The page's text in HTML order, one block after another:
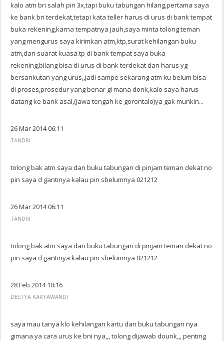
kalo atm bri salah pin 3x,tapi buku tabungan hilang,pertama saya
ke bank bri terdekat,tetapi kata teller harus di urus di bank tempat
buka rekening,karna tempatnya jauh,saya minta tolong teman
yang mengurus saya kirimkan atm,ktp,surat kehilangan buku
atm,dan suarat kuasa.tp di bank tempat saya buka
rekening,bilang bisa di urus di bank terdekat dan harus yg
bersankutan yang urus,,jadi sampe sekarang atm ku belum bisa
di proses,prosedur yang benar gi mana donk,kalo saya harus
datang ke bank asal,(jawa tengah ke gorontalo)ya gak munkin...
26 Mar 2014 06:11
TANDRI
tolong bak atm saya dan buku tabungan di pinjam teman dekat no
pin saya d gantinya kalau pin sbelumnya 021212
26 Mar 2014 06:11
TANDRI
tolong bak atm saya dan buku tabungan di pinjam teman dekat no
pin saya d gantinya kalau pin sbelumnya 021212
28 Feb 2014 10:16
DESTYA KARYAWANDI
saya mau tanya klo kehilangan kartu dan buku tabungan nya
gimana ya cara urus ke bni nya,,, tolong dijawab dounk,,, penting